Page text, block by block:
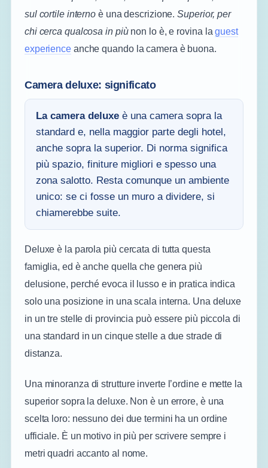
sul cortile interno è una descrizione.Superior, per
chi cerca qualcosa in piùnon lo è, e rovina laguest
experienceanche quando la camera è buona.
Camera deluxe: significato
La camera deluxeè una camera sopra la
standard e, nella maggior parte degli hotel,
anche sopra la superior. Di norma significa
più spazio, finiture migliori e spesso una
zona salotto. Resta comunque un ambiente
unico: se ci fosse un muro a dividere, si
chiamerebbe suite.
Deluxe è la parola più cercata di tutta questa
famiglia, ed è anche quella che genera più
delusione, perché evoca il lusso e in pratica indica
solo una posizione in una scala interna. Una deluxe
in un tre stelle di provincia può essere più piccola di
una standard in un cinque stelle a due strade di
distanza.
Una minoranza di strutture inverte l’ordine e mette la
superior sopra la deluxe. Non è un errore, è una
scelta loro: nessuno dei due termini ha un ordine
ufficiale. È un motivo in più per scrivere sempre i
metri quadri accanto al nome.